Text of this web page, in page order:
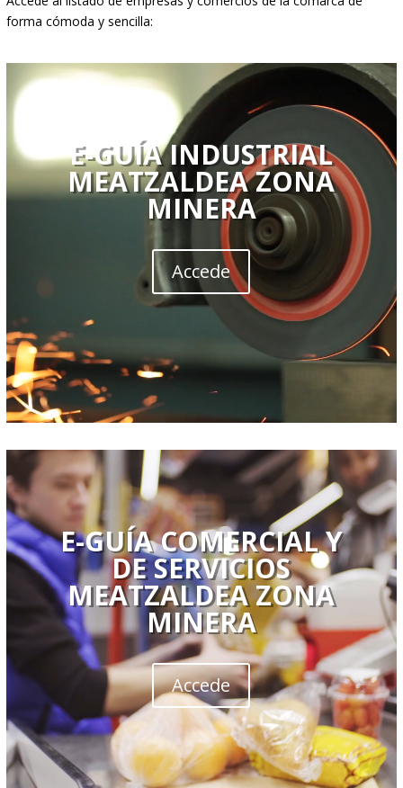
forma cómoda y sencilla:
Reproductor
de
vídeo
E-GUÍA INDUSTRIAL
MEATZALDEA ZONA
MINERA
Accede
Reproductor
vídeo
E-GUÍA COMERCIAL Y
DE SERVICIOS
MEATZALDEA ZONA
MINERA
Accede